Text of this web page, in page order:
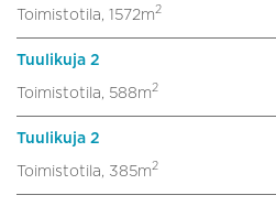
Toimistotila, 1572m2
Tuulikuja 2
Toimistotila, 588m2
Tuulikuja 2
Toimistotila, 385m2